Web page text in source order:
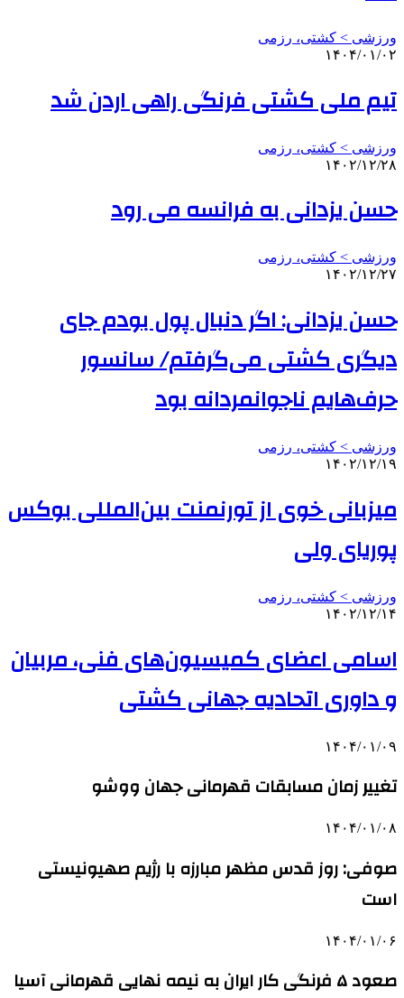
ورزشی > کشتی، رزمی
۱۴۰۴/۰۱/۰۲
تیم ملی کشتی فرنگی راهی اردن شد
ورزشی > کشتی، رزمی
۱۴۰۲/۱۲/۲۸
حسن یزدانی به فرانسه می رود
ورزشی > کشتی، رزمی
۱۴۰۲/۱۲/۲۷
حسن یزدانی: اگر دنبال پول بودم جای
دیگری کشتی می‌گرفتم/ سانسور
حرف‌هایم ناجوانمردانه بود
ورزشی > کشتی، رزمی
۱۴۰۲/۱۲/۱۹
میزبانی خوی از تورنمنت بین‌المللی بوکس
پوریای ولی
ورزشی > کشتی، رزمی
۱۴۰۲/۱۲/۱۴
اسامی اعضای کمیسیون‌های فنی، مربیان
و داوری اتحادیه جهانی کشتی
۱۴۰۴/۰۱/۰۹
تغییر زمان مسابقات قهرمانی جهان ووشو
۱۴۰۴/۰۱/۰۸
صوفی: روز قدس مظهر مبارزه با رژیم صهیونیستی
است
۱۴۰۴/۰۱/۰۶
صعود ۵ فرنگی کار ایران به نیمه نهایی قهرمانی آسیا